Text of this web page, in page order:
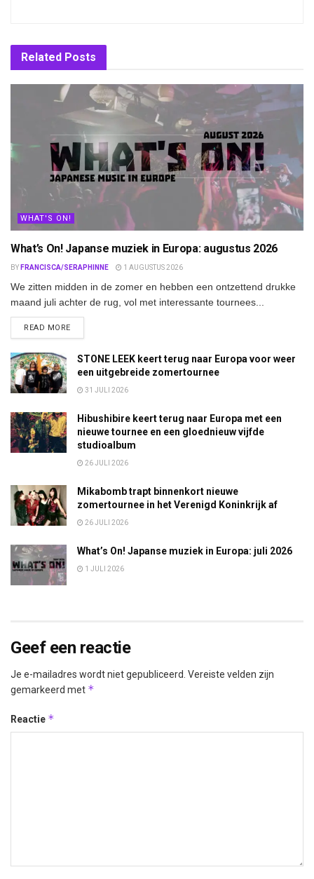
Related Posts
WHAT'S ON!
What’s On! Japanse muziek in Europa: augustus 2026
BY FRANCISCA/SERAPHINNE 1 AUGUSTUS 2026
We zitten midden in de zomer en hebben een ontzettend drukke
maand juli achter de rug, vol met interessante tournees...
READ MOREDETAILS
STONE LEEK keert terug naar Europa voor weer
een uitgebreide zomertournee
31 JULI 2026
Hibushibire keert terug naar Europa met een
nieuwe tournee en een gloednieuw vijfde
studioalbum
26 JULI 2026
Mikabomb trapt binnenkort nieuwe
zomertournee in het Verenigd Koninkrijk af
26 JULI 2026
What’s On! Japanse muziek in Europa: juli 2026
1 JULI 2026
Geef een reactie
Je e-mailadres wordt niet gepubliceerd. Vereiste velden zijn
gemarkeerd met *
Reactie *